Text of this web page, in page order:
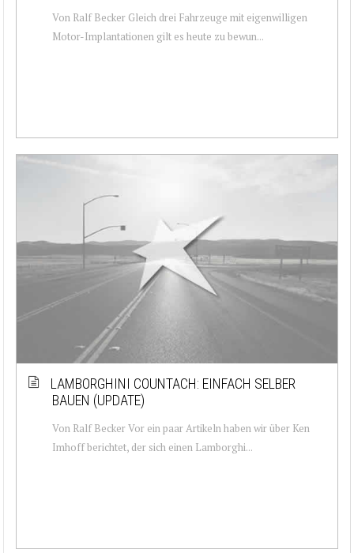
Von Ralf Becker Gleich drei Fahrzeuge mit eigenwilligen
Motor-Implantationen gilt es heute zu bewun...
LAMBORGHINI COUNTACH: EINFACH SELBER
BAUEN (UPDATE)
Von Ralf Becker Vor ein paar Artikeln haben wir über Ken
Imhoff berichtet, der sich einen Lamborghi...